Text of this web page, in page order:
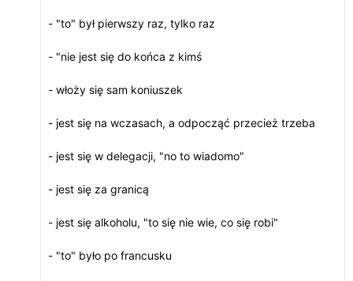
- "to" był pierwszy raz, tylko raz
- "nie jest się do końca z kimś
- włoży się sam koniuszek
- jest się na wczasach, a odpocząć przecież trzeba
- jest się w delegacji, "no to wiadomo"
- jest się za granicą
- jest się alkoholu, "to się nie wie, co się robi"
- "to" było po francusku